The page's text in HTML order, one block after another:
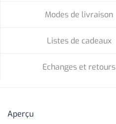
Modes de livraison
Listes de cadeaux
Echanges et retours
Aperçu